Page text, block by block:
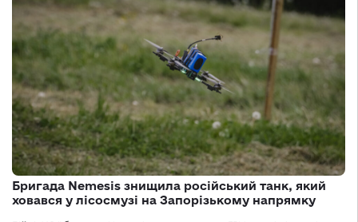
Бригада Nemesis знищила російський танк, який
ховався у лісосмузі на Запорізькому напрямку